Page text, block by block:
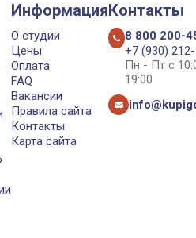
Информация
О студии
Цены
Оплата
FAQ
Вакансии
Правила сайта
Контакты
Карта сайта
Контакты
8 800 200-
+7 (930)
Пн - Пт с
19:00